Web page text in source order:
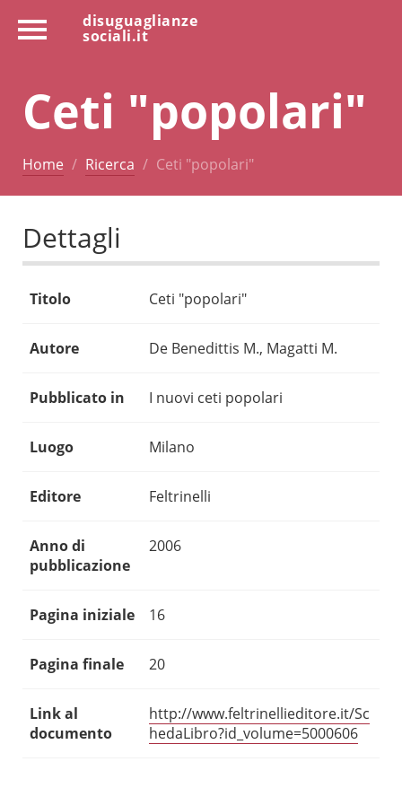
disuguaglianze
sociali.it
Ceti "popolari"
Home Ricerca Ceti "popolari"
Dettagli
Titolo Ceti "popolari"
Autore De Benedittis M., Magatti M.
Pubblicato in I nuovi ceti popolari
Luogo Milano
Editore Feltrinelli
Anno di
pubblicazione
2006
Pagina iniziale 16
Pagina finale 20
Link al
documento
http://www.feltrinellieditore.it/Sc
hedaLibro?id_volume=5000606